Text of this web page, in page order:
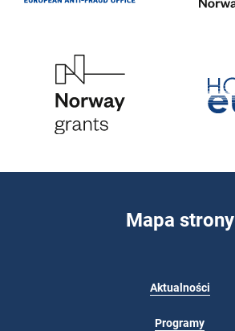
Mapa strony
Aktualności
Programy